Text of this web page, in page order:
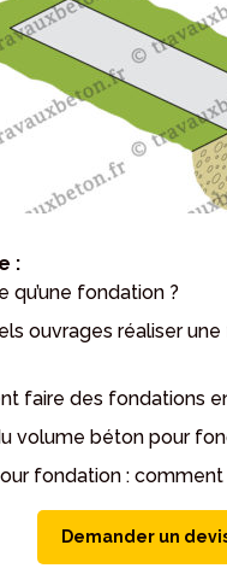
:
qu’une fondation ?
ouvrages réaliser
faire des fondations
volume béton pour
fondation : comment
Demander un